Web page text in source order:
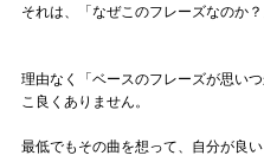
ぶいクラ！by muevo
ぶいマガ！ by muevo
それは、「なぜこのフレーズなのか
理由なく「ベースのフレーズが思い
こ良くありません。
最低でもその曲を想って、自分が良